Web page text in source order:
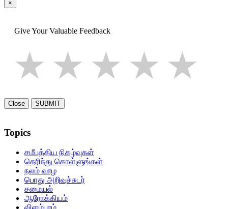
×
Give Your Valuable Feedback
4
3
2 stars
1 star
Close SUBMIT
Topics
சமீபத்திய நிகழ்வுகள்
தெரிந்து கொள்ளுங்கள்
நலம் வாழ
பொது அறிவுச்சுடர்
சமையல்
ஆரோக்கியம்
விளம்பரம்